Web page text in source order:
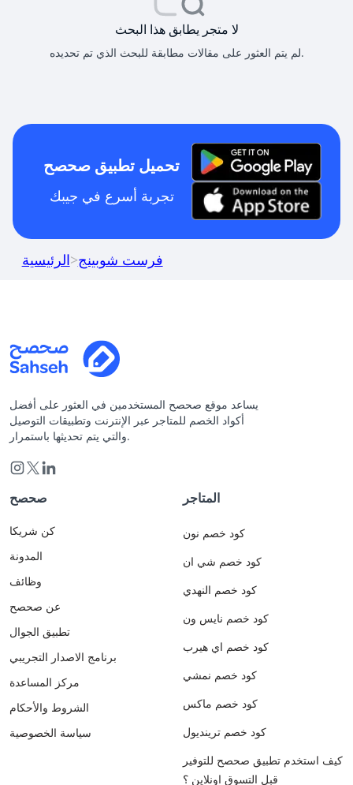
لا متجر يطابق هذا البحث
لم يتم العثور على مقالات مطابقة للبحث الذي تم تحديده.
تحميل تطبيق صحصح
تجربة أسرع في جيبك
الرئيسية>فرست شوبينج
يساعد موقع صحصح المستخدمين في العثور على أفضل
أكواد الخصم للمتاجر عبر الإنترنت وتطبيقات التوصيل
والتي يتم تحديثها باستمرار.
صحصح
كن شريكا
المدونة
وظائف
عن صحصح
تطبيق الجوال
برنامج الاصدار التجريبي
مركز المساعدة
الشروط والأحكام
سياسة الخصوصية
المتاجر
كود خصم نون
كود خصم شي ان
كود خصم النهدي
كود خصم نايس ون
كود خصم اي هيرب
كود خصم نمشي
كود خصم ماكس
كود خصم ترينديول
كيف استخدم تطبيق صحصح للتوفير
قبل التسوق اونلاين ؟